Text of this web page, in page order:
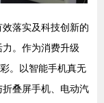
落实及科技创新的
。作为消费升级
。以智能手机真无
叠屏手机、电动汽